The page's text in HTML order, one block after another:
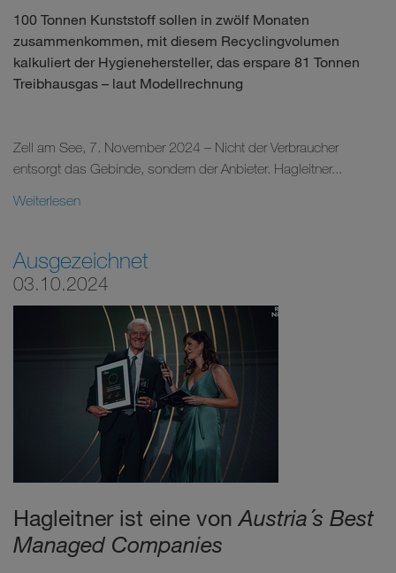
100 Tonnen Kunststoff sollen in zwölf Monaten
zusammenkommen, mit diesem Recyclingvolumen
kalkuliert der Hygienehersteller, das erspare 81 Tonnen
Treibhausgas – laut Modellrechnung
Zell am See, 7. November 2024 – Nicht der Verbraucher
entsorgt das Gebinde, sondern der Anbieter. Hagleitner...
Weiterlesen
Ausgezeichnet
03.10.2024
Hagleitner ist eine von Austria´s Best
Managed Companies